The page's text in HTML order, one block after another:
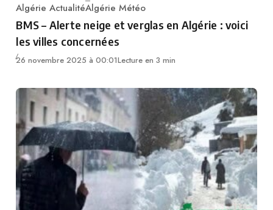
Category
Algérie ActualitéAlgérie Météo
BMS – Alerte neige et verglas en Algérie : voici
les villes concernées
26 novembre 2025 à 00:01Lecture en 3 min